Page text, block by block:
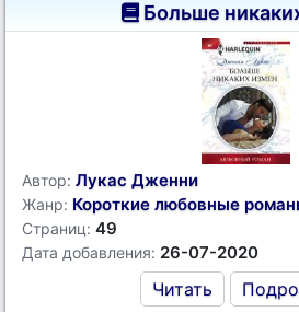
Больше
Автор: Лукас Дженни
Жанр: Короткие любовные
Страниц: 49
Дата добавления: 26-07-2020
Читать